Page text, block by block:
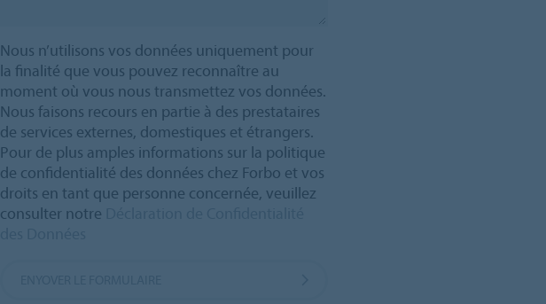
Nous n’utilisons vos données uniquement pour
la finalité que vous pouvez reconnaître au
moment où vous nous transmettez vos données.
Nous faisons recours en partie à des prestataires
de services externes, domestiques et étrangers.
Pour de plus amples informations sur la politique
de confidentialité des données chez Forbo et vos
droits en tant que personne concernée, veuillez
consulter notre